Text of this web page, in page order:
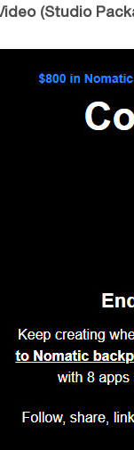
(Studio